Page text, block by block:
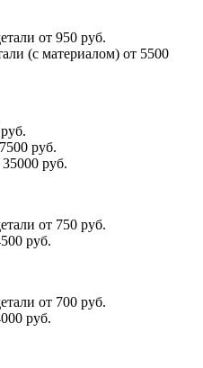
от 950 руб.
(с материалом) от 5500
руб.
руб.
от 750 руб.
руб.
от 700 руб.
руб.